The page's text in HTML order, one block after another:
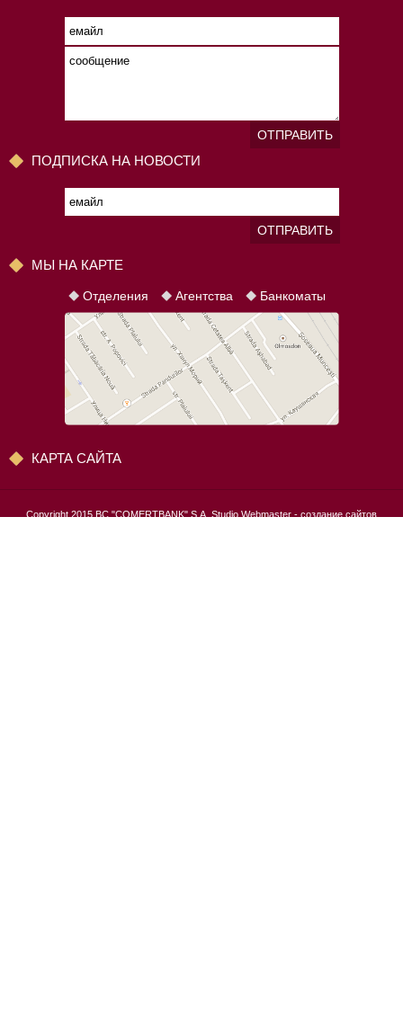
ОТПРАВИТЬ
ПОДПИСКА НА НОВОСТИ
ОТПРАВИТЬ
МЫ НА КАРТЕ
Отделения Агентства Банкоматы
КАРТА САЙТА
Copyright 2015 BC "COMERŢBANK" S.A. Studio Webmaster - создание сайтов